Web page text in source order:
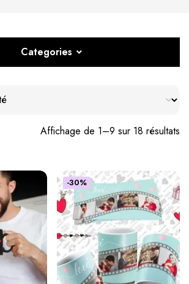
Categories
Affichage de 1–9 sur 18 résultats
-30%